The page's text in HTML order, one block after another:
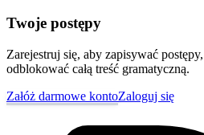
Twoje postępy
Zarejestruj się, aby zapisywać
odblokować całą treść gramatyczną.
Załóż darmowe kontoZaloguj się